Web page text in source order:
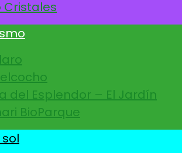
Cristales
del Esplendor – El Jardín
BioParque